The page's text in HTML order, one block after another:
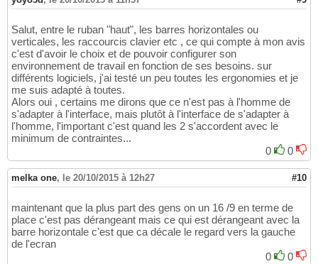
Salut, entre le ruban "haut", les barres horizontales ou
verticales, les raccourcis clavier etc , ce qui compte à mon avis
c'est d'avoir le choix et de pouvoir configurer son
environnement de travail en fonction de ses besoins. sur
différents logiciels, j'ai testé un peu toutes les ergonomies et je
me suis adapté à toutes.
Alors oui , certains me dirons que ce n'est pas à l'homme de
s'adapter à l'interface, mais plutôt à l'interface de s'adapter à
l'homme, l'important c'est quand les 2 s'accordent avec le
minimum de contraintes...
0
0
melka one, le 20/10/2015 à 12h27 #10
maintenant que la plus part des gens on un 16 /9 en terme de
place c'est pas dérangeant mais ce qui est dérangeant avec la
barre horizontale c'est que ca décale le regard vers la gauche
de l'ecran
0
0